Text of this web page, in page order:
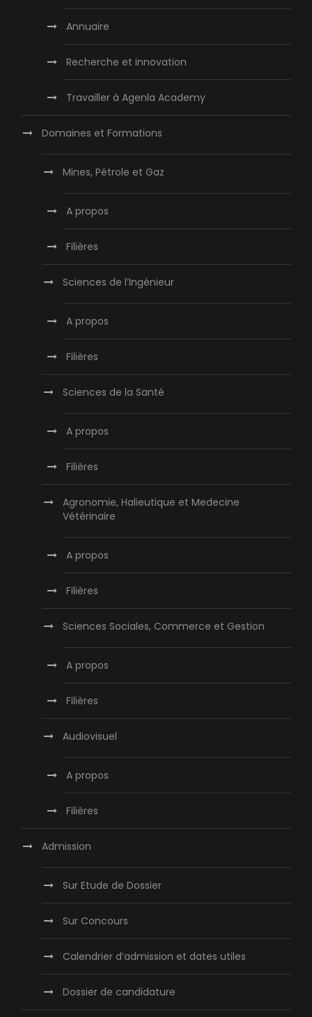
Annuaire
Recherche et innovation
Travailler à Agenla Academy
Domaines et Formations
Mines, Pétrole et Gaz
A propos
Filières
Sciences de l’Ingénieur
A propos
Filières
Sciences de la Santé
A propos
Filières
Agronomie, Halieutique et Medecine
Vétérinaire
A propos
Filières
Sciences Sociales, Commerce et Gestion
A propos
Filières
Audiovisuel
A propos
Filières
Admission
Sur Etude de Dossier
Sur Concours
Calendrier d’admission et dates utiles
Dossier de candidature